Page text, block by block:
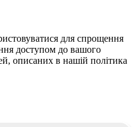
для спрощення
доступом до вашого
описаних в нашій політика